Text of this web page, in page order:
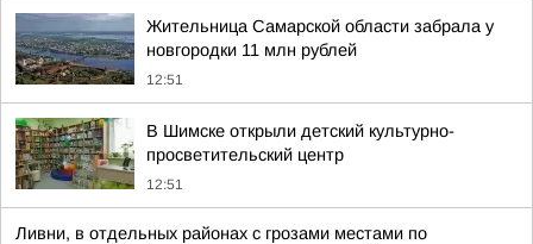
Жительница Самарской области забрала у
новгородки 11 млн рублей
12:51
В Шимске открыли детский культурно-
просветительский центр
12:51
Ливни, в отдельных районах с грозами местами по